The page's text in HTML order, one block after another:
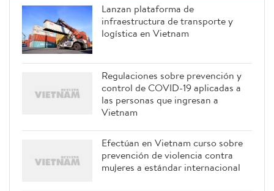
Lanzan plataforma de
infraestructura de transporte y
logística en Vietnam
Regulaciones sobre prevención y
control de COVID-19 aplicadas a
las personas que ingresan a
Vietnam
Efectúan en Vietnam curso sobre
prevención de violencia contra
mujeres a estándar internacional